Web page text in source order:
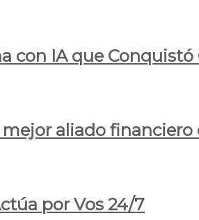
con IA que
aliado
por Vos 24/7